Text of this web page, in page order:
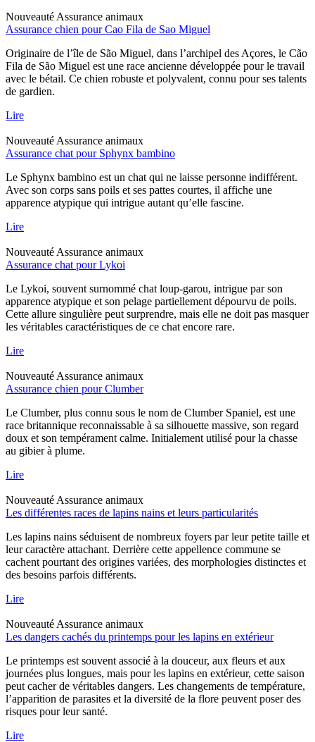
Nouveauté Assurance animaux
Assurance chien pour Cao Fila de Sao Miguel
Originaire de l’île de São Miguel, dans l’archipel des Açores, le Cão
Fila de São Miguel est une race ancienne développée pour le travail
avec le bétail. Ce chien robuste et polyvalent, connu pour ses talents
de gardien.
Lire
Nouveauté Assurance animaux
Assurance chat pour Sphynx bambino
Le Sphynx bambino est un chat qui ne laisse personne indifférent.
Avec son corps sans poils et ses pattes courtes, il affiche une
apparence atypique qui intrigue autant qu’elle fascine.
Lire
Nouveauté Assurance animaux
Assurance chat pour Lykoi
Le Lykoi, souvent surnommé chat loup-garou, intrigue par son
apparence atypique et son pelage partiellement dépourvu de poils.
Cette allure singulière peut surprendre, mais elle ne doit pas masquer
les véritables caractéristiques de ce chat encore rare.
Lire
Nouveauté Assurance animaux
Assurance chien pour Clumber
Le Clumber, plus connu sous le nom de Clumber Spaniel, est une
race britannique reconnaissable à sa silhouette massive, son regard
doux et son tempérament calme. Initialement utilisé pour la chasse
au gibier à plume.
Lire
Nouveauté Assurance animaux
Les différentes races de lapins nains et leurs particularités
Les lapins nains séduisent de nombreux foyers par leur petite taille et
leur caractère attachant. Derrière cette appellence commune se
cachent pourtant des origines variées, des morphologies distinctes et
des besoins parfois différents.
Lire
Nouveauté Assurance animaux
Les dangers cachés du printemps pour les lapins en extérieur
Le printemps est souvent associé à la douceur, aux fleurs et aux
journées plus longues, mais pour les lapins en extérieur, cette saison
peut cacher de véritables dangers. Les changements de température,
l’apparition de parasites et la diversité de la flore peuvent poser des
risques pour leur santé.
Lire